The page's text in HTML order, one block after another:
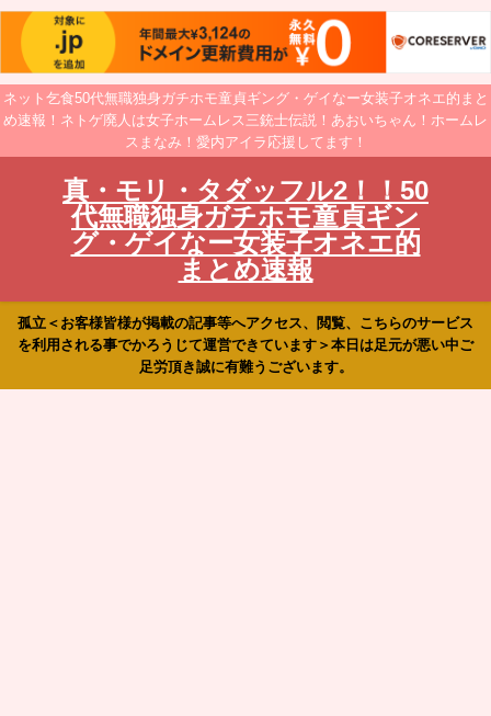
ネット乞食50代無職独身ガチホモ童貞ギング・ゲイなー女装子オネエ的まと
め速報！ネトゲ廃人は女子ホームレス三銃士伝説！あおいちゃん！ホームレ
スまなみ！愛内アイラ応援してます！
真・モリ・タダッフル2！！50
代無職独身ガチホモ童貞ギン
グ・ゲイなー女装子オネエ的
まとめ速報
孤立＜お客様皆様が掲載の記事等へアクセス、閲覧、こちらのサービス
を利用される事でかろうじて運営できています＞本日は足元が悪い中ご
足労頂き誠に有難うございます。